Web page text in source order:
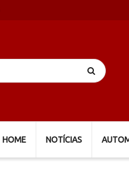
HOME NOTÍCIAS